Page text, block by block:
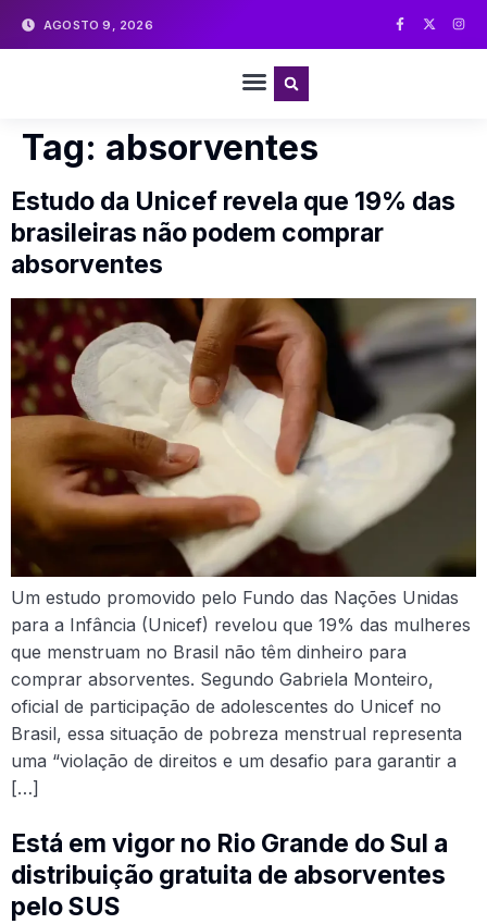
AGOSTO 9, 2026
Tag: absorventes
Estudo da Unicef revela que 19% das
brasileiras não podem comprar
absorventes
Um estudo promovido pelo Fundo das Nações Unidas
para a Infância (Unicef) revelou que 19% das mulheres
que menstruam no Brasil não têm dinheiro para
comprar absorventes. Segundo Gabriela Monteiro,
oficial de participação de adolescentes do Unicef no
Brasil, essa situação de pobreza menstrual representa
uma “violação de direitos e um desafio para garantir a
[…]
Está em vigor no Rio Grande do Sul a
distribuição gratuita de absorventes
pelo SUS